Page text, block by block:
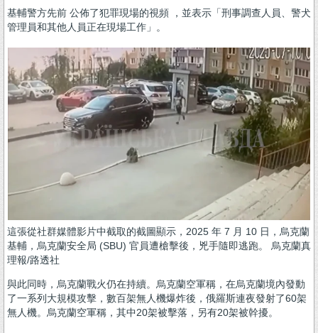
基輔警方先前 公佈了犯罪現場的視頻 ，並表示「刑事調查人員、警犬
管理員和其他人員正在現場工作」。
這張從社群媒體影片中截取的截圖顯示，2025 年 7 月 10 日，烏克蘭
基輔，烏克蘭安全局 (SBU) 官員遭槍擊後，兇手隨即逃跑。 烏克蘭真
理報/路透社
與此同時，烏克蘭戰火仍在持續。烏克蘭空軍稱，在烏克蘭境內發動
了一系列大規模攻擊，數百架無人機爆炸後，俄羅斯連夜發射了60架
無人機。烏克蘭空軍稱，其中20架被擊落，另有20架被幹擾。